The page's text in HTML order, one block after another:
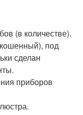
(в количестве).
под
сделан
приборов